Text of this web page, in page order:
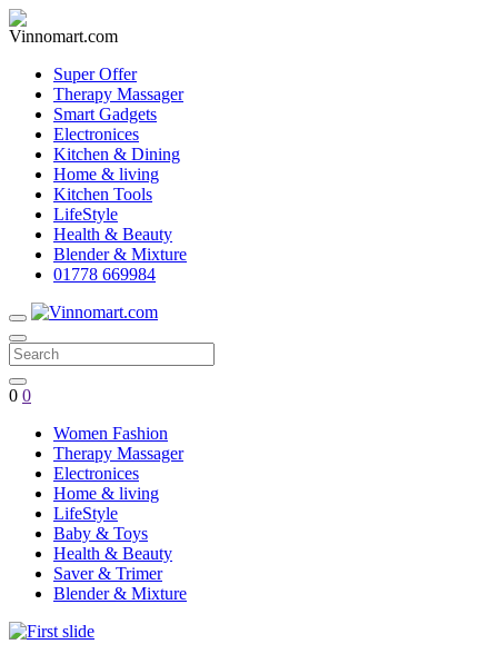
Super Offer
Therapy Massager
Smart Gadgets
Electronices
Kitchen & Dining
Home & living
Kitchen Tools
LifeStyle
Health & Beauty
Blender & Mixture
01778 669984
0 0
Women Fashion
Therapy Massager
Electronices
Home & living
LifeStyle
Baby & Toys
Health & Beauty
Saver & Trimer
Blender & Mixture